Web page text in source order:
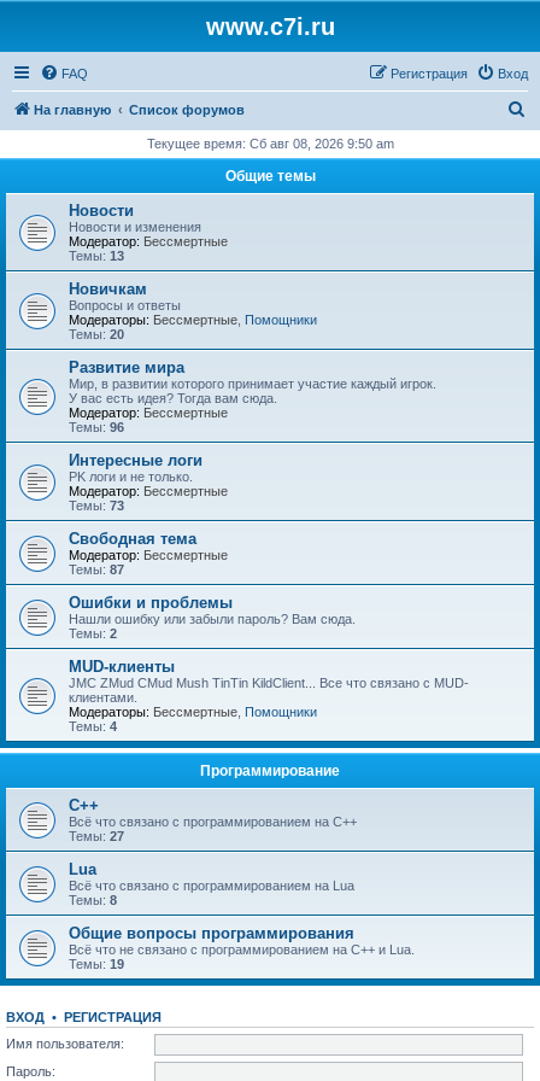
www.c7i.ru
FAQ Вход
Регистрация
На главную Список форумов
с
Текущее время: Сб авг 08, 2026 9:50 am
Общие темы
Новости
Новости и изменения
Модератор: Бессмертные
Темы: 13
Новичкам
Вопросы и ответы
Модераторы: Бессмертные Помощники
Темы: 20
Развитие мира
Мир, в развитии которого принимает участие каждый игрок.
У вас есть идея? Тогда вам сюда.
Модератор: Бессмертные
Темы: 96
Интересные логи
PK логи и не только.
Модератор: Бессмертные
Темы: 73
Свободная тема
Модератор: Бессмертные
Темы: 87
Ошибки и проблемы
Нашли ошибку или забыли пароль? Вам сюда.
Темы: 2
MUD-клиенты
JMC ZMud CMud Mush TinTin KildClient... Все что связано с MUD-
клиентами.
Модераторы: Бессмертные Помощники
Темы: 4
Программирование
C++
Всё что связано с программированием на С++
Темы: 27
Lua
Всё что связано с программированием на Lua
Темы: 8
Общие вопросы программирования
Всё что не связано с программированием на C++ и Lua.
Темы: 19
ВХОД • РЕГИСТРАЦИЯ
Имя пользователя:
Пароль: